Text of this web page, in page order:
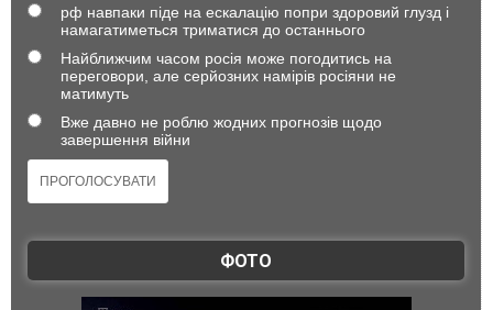
рф навпаки піде на ескалацію попри здоровий глузд і
намагатиметься триматися до останнього
Найближчим часом росія може погодитись на
переговори, але серйозних намірів росіяни не
матимуть
Вже давно не роблю жодних прогнозів щодо
завершення війни
ФОТО